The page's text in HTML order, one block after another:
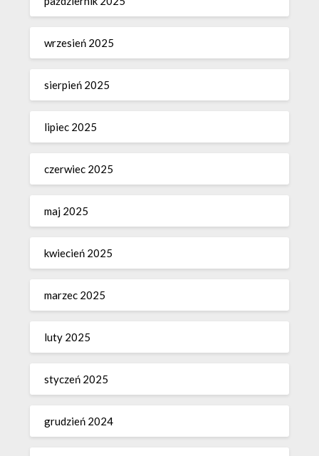
wrzesień 2025
sierpień 2025
lipiec 2025
czerwiec 2025
maj 2025
kwiecień 2025
marzec 2025
luty 2025
styczeń 2025
grudzień 2024